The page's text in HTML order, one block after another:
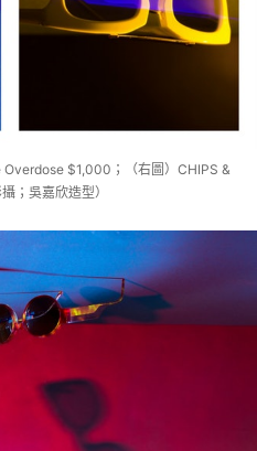
Overdose $1,000；（右圖）CHIPS &
；吳嘉欣造型）